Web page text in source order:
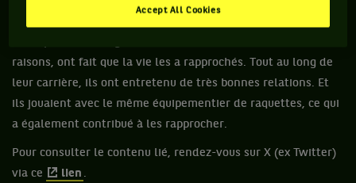
détermine la compétition à laquelle on participe.
raisons, ont fait que la vie les a rapprochés. Tout au long de
leur carrière, ils ont entretenu de très bonnes relations. Et
ils jouaient avec le même équipementier de raquettes, ce qui
a également contribué à les rapprocher.
Pour consulter le contenu lié, rendez-vous sur X (ex Twitter)
via ce
lien .
Accept All Cookies